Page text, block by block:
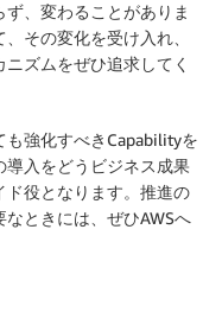
、変わることがありま
その変化を受け入れ、
ズムをぜひ追求してく
も強化すべきCapabilityを
導入をどうビジネス成果
ド役となります。推進の
ときには、ぜひAWSへ